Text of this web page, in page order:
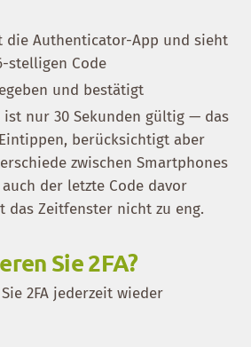
die Authenticator-App und sieht
stelligen Code
und bestätigt
ist nur 30 Sekunden gültig — das
berücksichtigt aber
zwischen Smartphones
der letzte Code davor
das Zeitfenster nicht zu eng.
Sie 2FA?
2FA jederzeit wieder